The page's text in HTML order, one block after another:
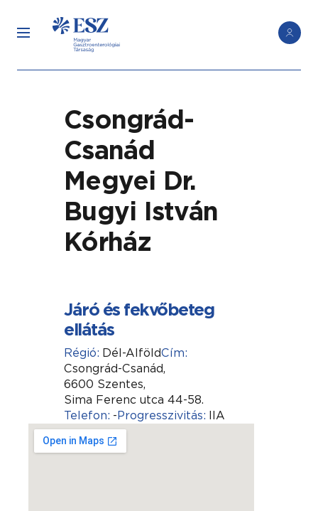
Csongrád-
Csanád
Megyei Dr.
Bugyi István
Kórház
Járó és fekvőbeteg
ellátás
Régió: Dél-AlföldCím:
Csongrád-Csanád,
6600 Szentes,
Sima Ferenc utca 44-58.
Telefon: -Progresszivitás: IIA